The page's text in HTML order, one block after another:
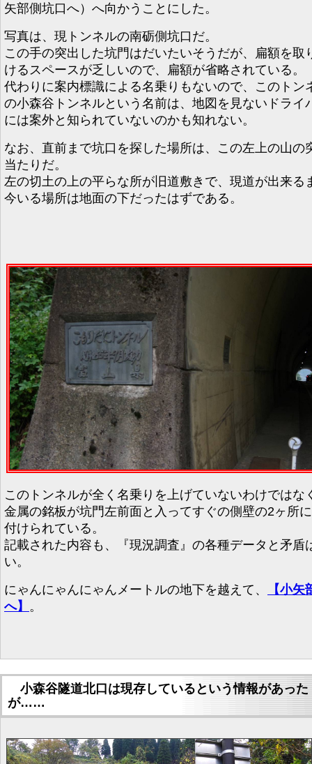
矢部側坑口へ）へ向かうことにした。
写真は、現トンネルの南砺側坑口だ。
この手の突出した坑門はだいたいそうだが、扁額を取
けるスペースが乏しいので、扁額が省略されている。
代わりに案内標識による名乗りもないので、このトン
の小森谷トンネルという名前は、地図を見ないドライ
には案外と知られていないのかも知れない。
なお、直前まで坑口を探した場所は、この左上の山の
当たりだ。
左の切土の上の平らな所が旧道敷きで、現道が出来る
今いる場所は地面の下だったはずである。
このトンネルが全く名乗りを上げていないわけではな
金属の銘板が坑門左前面と入ってすぐの側壁の2ヶ所
付けられている。
記載された内容も、『現況調査』の各種データと矛盾
い。
にゃんにゃんにゃんメートルの地下を越えて、
【小矢
へ】 。
小森谷隧道北口は現存しているという情報があった
が……